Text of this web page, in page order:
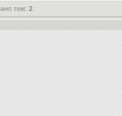
тем: 2